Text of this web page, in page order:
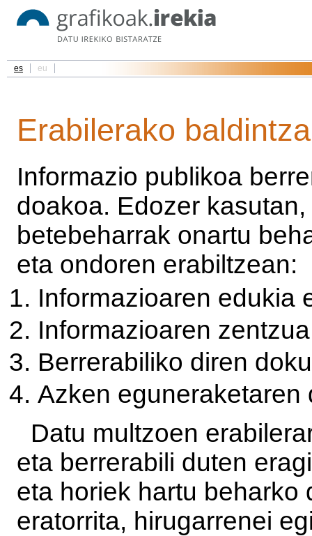
es eu
Erabilerako
Informazio publikoa
doakoa. Edozer
betebeharrak onartu
eta ondoren erabiltzean:
Informazioaren edukia
Informazioaren
Berrerabiliko diren
Azken eguneraketaren
Datu multzoen
eta berrerabili duten
eta horiek hartu beharko
eratorrita, hirugarrenei